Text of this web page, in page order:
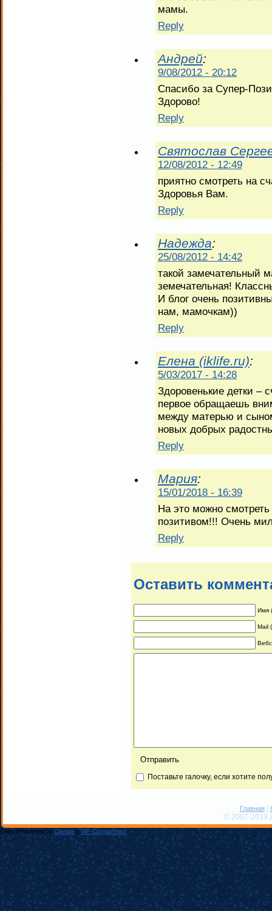
мамы.
Reply
Андрей:
9/08/2012 - 20:12
Спасибо за Супер-
Здорово!
Reply
Святослав
12/08/2012 - 12:49
приятно смотреть на
Здоровья Вам.
Reply
Надежда:
25/08/2012 - 14:42
такой замечательный
земечательная!
И блог очень
нам, мамочкам))
Reply
Елена (iklife.ru):
5/03/2017 - 14:28
Здоровенькие детки –
первое обращаешь
между матерью и
новых добрых
Reply
Мария:
15/01/2018 - 16:39
На это можно
позитивом!!! Очень
Reply
Оставить
Имя
Mail
Поставьте галочку, если хотите
Главная|
© 2007-2019
Copy Protected by Chetan's WP-Copyprotect